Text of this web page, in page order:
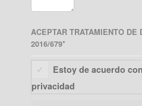
ACEPTAR TRATAMIENTO DE
2016/679*
Estoy de acuerdo
privacidad